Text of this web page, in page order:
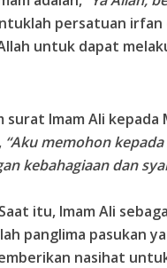
persatuan irfan
untuk dapat
surat Imam Ali kepada
“Aku memohon
kebahagiaan dan
itu, Imam Ali
panglima pasukan
nasihat